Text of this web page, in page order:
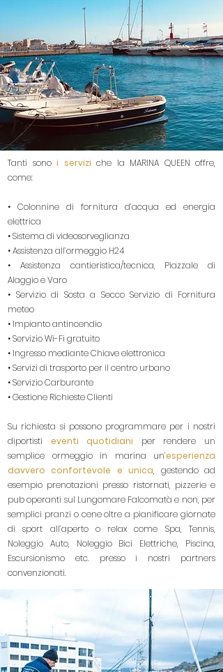
Tanti sono i servizi che la MARINA QUEEN offre,
come:
• Colonnine di fornitura d’acqua ed energia
elettrica
• Sistema di videosorveglianza
• Assistenza all’ormeggio H24
• Assistenza cantieristica/tecnica, Piazzale di
Alaggio e Varo
• Servizio di Sosta a Secco Servizio di Fornitura
meteo
• Impianto antincendio
• Servizio Wi-Fi gratuito
• Ingresso mediante Chiave elettronica
• Servizi di trasporto per il centro urbano
• Servizio Carburante
• Gestione Richieste Clienti
Su richiesta si possono programmare per i nostri
diportisti eventi quotidiani per rendere un
semplice ormeggio in marina un’esperienza
davvero confortevole e unica, gestendo ad
esempio prenotazioni presso ristornati, pizzerie e
pub operanti sul Lungomare Falcomatà e non, per
semplici pranzi o cene oltre a pianificare giornate
di sport all’aperto o relax come Spa, Tennis,
Noleggio Auto, Noleggio Bici Elettriche, Piscina,
Escursionismo etc. presso i nostri partners
convenzionati.